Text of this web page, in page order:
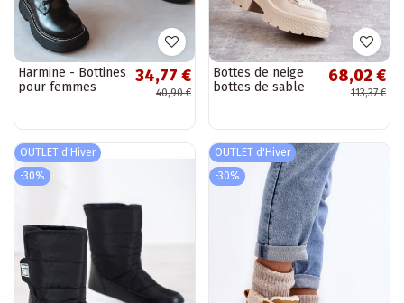
Harmine - Bottines
pour femmes
noire
34,77 €
40,90 €
Bottes de neige
bottes de sable
68,02 €
113,37 €
OUTLET d'Hiver
-30%
OUTLET d'Hiver
-30%